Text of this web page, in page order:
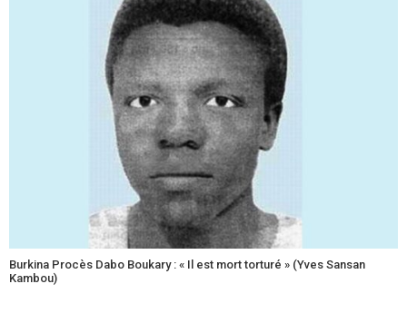
Burkina Procès Dabo Boukary : « Il est mort torturé » (Yves Sansan
Kambou)